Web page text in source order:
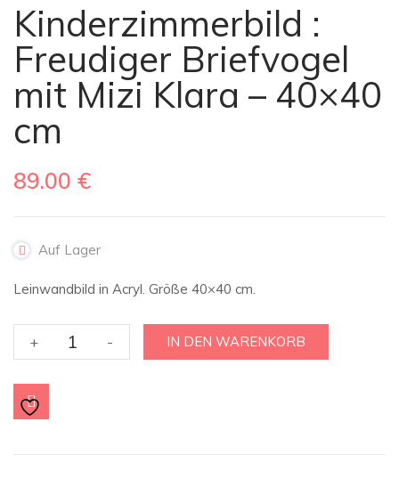
Kinderzimmerbild :
Freudiger Briefvogel
mit Mizi Klara – 40×40
cm
89.00 €
Auf Lager
Leinwandbild in Acryl. Größe 40×40 cm.
+
Kinderzimmerbild
:
- IN DEN WARENKORB